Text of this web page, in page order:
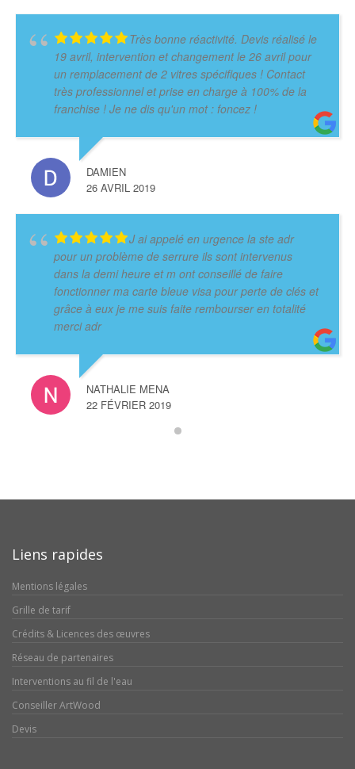
Très bonne réactivité. Devis réalisé le
19 avril, intervention et changement le 26 avril pour
un remplacement de 2 vitres spécifiques ! Contact
très professionnel et prise en charge à 100% de la
franchise ! Je ne dis qu'un mot : foncez !
DAMIEN
26 AVRIL 2019
J ai appelé en urgence la ste adr
pour un problème de serrure ils sont intervenus
dans la demi heure et m ont conseillé de faire
fonctionner ma carte bleue visa pour perte de clés et
grâce à eux je me suis faite rembourser en totalité
merci adr
NATHALIE MENA
22 FÉVRIER 2019
Liens rapides
Mentions légales
Grille de tarif
Crédits & Licences des œuvres
Réseau de partenaires
Interventions au fil de l'eau
Conseiller ArtWood
Devis